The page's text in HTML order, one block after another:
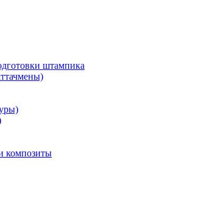
штампика
композиты